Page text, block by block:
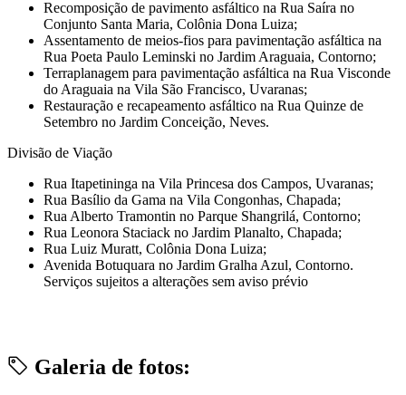
Recomposição de pavimento asfáltico na Rua Saíra no
Conjunto Santa Maria, Colônia Dona Luiza;
Assentamento de meios-fios para pavimentação asfáltica na
Rua Poeta Paulo Leminski no Jardim Araguaia, Contorno;
Terraplanagem para pavimentação asfáltica na Rua Visconde
do Araguaia na Vila São Francisco, Uvaranas;
Restauração e recapeamento asfáltico na Rua Quinze de
Setembro no Jardim Conceição, Neves.
Divisão de Viação
Rua Itapetininga na Vila Princesa dos Campos, Uvaranas;
Rua Basílio da Gama na Vila Congonhas, Chapada;
Rua Alberto Tramontin no Parque Shangrilá, Contorno;
Rua Leonora Staciack no Jardim Planalto, Chapada;
Rua Luiz Muratt, Colônia Dona Luiza;
Avenida Botuquara no Jardim Gralha Azul, Contorno.
Serviços sujeitos a alterações sem aviso prévio
Galeria de fotos: